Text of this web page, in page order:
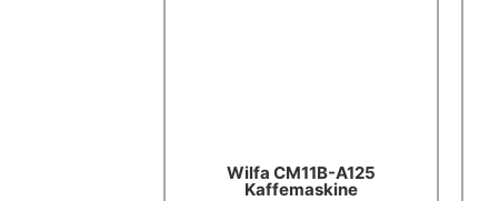
Wilfa CM11B-A125
Kaffemaskine